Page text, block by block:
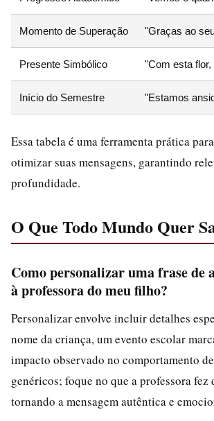
Momento de Superação "Graças ao
Presente Simbólico "Com esta
Início do Semestre "Estamos
Essa tabela é uma ferramenta prática
otimizar suas mensagens, garantindo
profundidade.
O Que Todo Mundo Quer
Como personalizar uma frase de
à professora do meu filho?
Personalizar envolve incluir detalhes
nome da criança, um evento escolar
impacto observado no comportamento
genéricos; foque no que a professora fez
tornando a mensagem autêntica e